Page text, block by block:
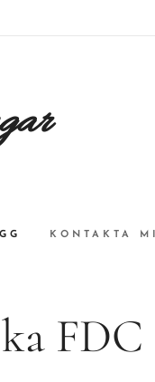
KONTAKTA
FDC